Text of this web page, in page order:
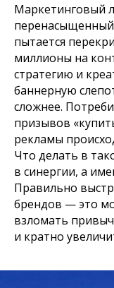
Маркетинговый
пытается
миллионы на
стратегию и
баннерную
сложнее.
призывов
рекламы
Что делать в
в синергии, а
Правильно
брендов — это
взломать
и кратно